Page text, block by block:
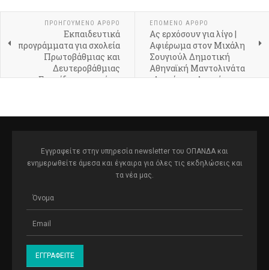
ΠΡΟΗΓΟΎΜΕΝΟ ΆΡΘΡΟ
Εκπαιδευτικά
προγράμματα για σχολεία
Πρωτοβάθμιας και
Δευτεροβάθμιας
Εκπαίδευσης από τα
ΕΠΌΜΕΝΟ ΆΡΘΡΟ
Ας ερχόσουν για λίγο |
Aφιέρωμα στον Μιχάλη
Σουγιούλ Δημοτική
Αθηναϊκή Μαντολινάτα
«Διονύσιος Λαυράγκας»
Εγγραφείτε στην υπηρεσία newsletter του ΟΠΑΝΔΑ και
ενημερωθείτε άμεσα και έγκαιρα για όλες τις εκδηλώσεις και
τα νέα μας.